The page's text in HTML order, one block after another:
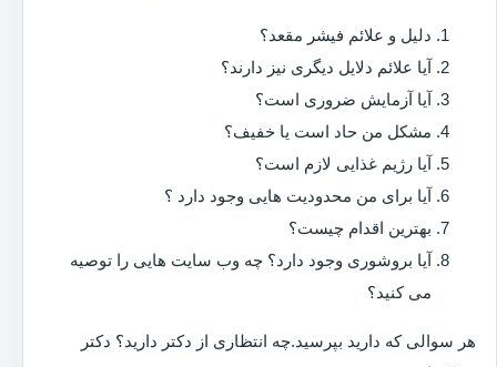
دلیل و علائم فیشر مقعد؟
آیا علائم دلایل دیگری نیز دارند؟
آیا آزمایش ضروری است؟
مشکل من حاد است یا خفیف؟
آیا رژیم غذایی لازم است؟
آیا برای من محدودیت هایی وجود دارد ؟
بهترین اقدام چیست؟
آیا بروشوری وجود دارد؟ چه وب سایت هایی را توصیه
می کنید؟
هر سوالی که دارید بپرسید.چه انتظاری از دکتر دارید؟ دکتر